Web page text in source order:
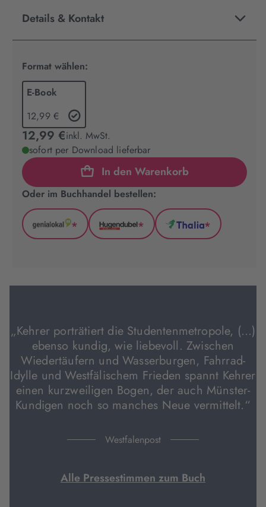
Details & Kontakt
Format wählen:
E-Book
12,99 €
12,99 €inkl. MwSt.
sofort per Download lieferbar
In den Warenkorb
Oder im Buchhandel bestellen:
GenialLokal
Tab
*
Hugendubel
Tab
*
Thalia
Tab
*
„Kehrer porträtiert die Studentenmetropole, (…)
ebenso kundig, wie liebevoll. Zwischen
Wiedertäufern und Wasserburgen, Fahrrad-
Idylle und Westfälischem Frieden spannt Kehrer
einen kurzweiligen Bogen, der auch Münster-
Kundigen noch so manches Neue vermittelt.“
Westfalenpost
Alle Pressestimmen zum Buch